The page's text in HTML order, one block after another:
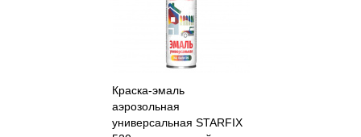
Краска-эмаль
аэрозольная
универсальная STARFIX